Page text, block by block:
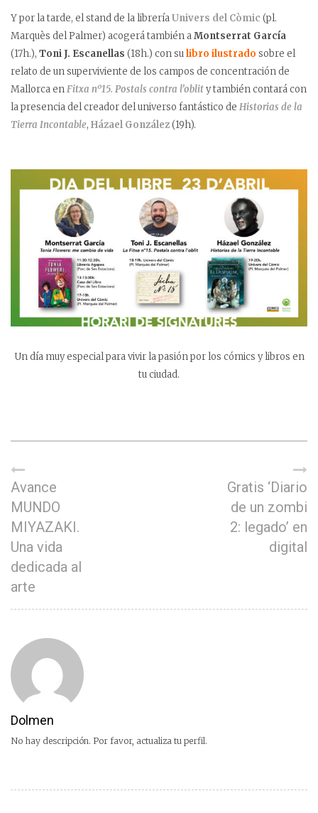
Y por la tarde, el stand de la libreríaUnivers del Còmic (pl.
Marquès del Palmer) acogerá también aMontserrat García
(17h.), Toni J. Escanellas (18h.) con sulibro ilustrado sobre el
relato de un superviviente de los campos de concentración de
Mallorca enFitxa nº15. Postals contra l’oblity también contará con
la presencia del creador del universo fantástico de Historias de la
Tierra Incontable, Házael González(19h).
Un día muy especial para vivir la pasión por los cómics y libros en
tu ciudad.
Avance
MUNDO
MIYAZAKI.
Una vida
dedicada al
arte
Gratis ‘Diario
de un zombi
2: legado’ en
digital
Dolmen
No hay descripción. Por favor, actualiza tu perfil.